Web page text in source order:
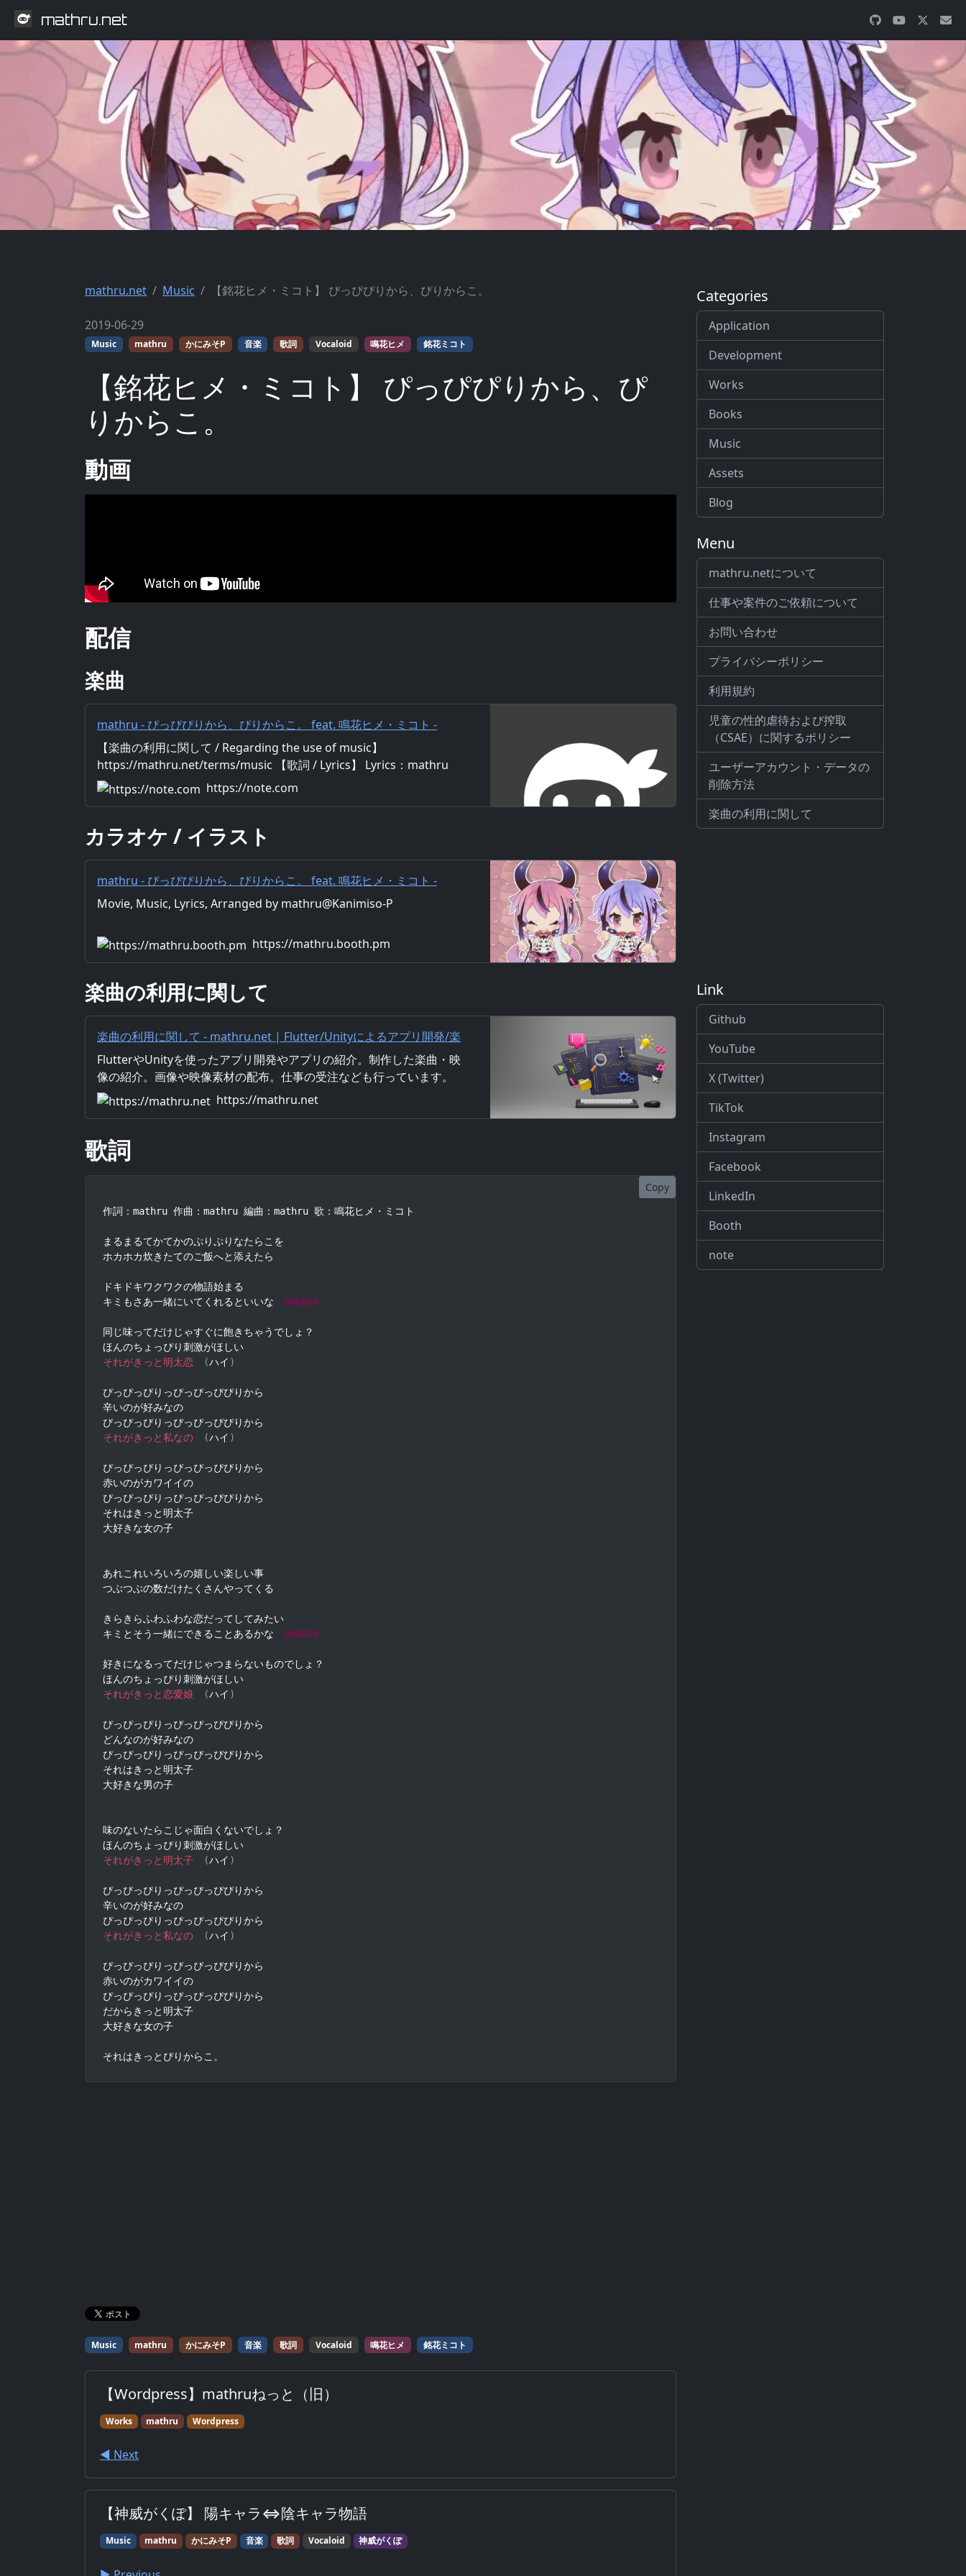
mathru.net
mathru.net Music 【銘花ヒメ・ミコト】 ぴっぴぴりから、ぴりからこ。
2019-06-29
Music mathru かにみそP 音楽 歌詞 Vocaloid 鳴花ヒメ 銘花ミコト
【銘花ヒメ・ミコト】 ぴっぴぴりから、ぴ
りからこ。
動画
配信
楽曲
mathru - ぴっぴぴりから、ぴりからこ。 feat. 鳴花ヒメ・ミコト -
PippiPirikara Pirikarako feat. Meika Hime/Mikoto｜mathru
【楽曲の利用に関して / Regarding the use of music】
https://mathru.net/terms/music 【歌詞 / Lyrics】 Lyrics：mathru
Music：mathru Arrange：mathru Sing：Meika Hime/Mikoto まる
まるてかてかのぷりぷりなたらこを ホカホカ炊きたてのご飯へと添え
いな DADADA 同じ味ってだけじゃすぐに飽きちゃうでしょ？ ほんの
ちょっぴり刺激がほしい それがきっと明太恋 (ハイ) ぴっぴっぴりっ
https://note.com
カラオケ / イラスト
mathru - ぴっぴぴりから、ぴりからこ。 feat. 鳴花ヒメ・ミコト -
PippiPirikara Pirikarako feat. Meika Hime/Mikoto - mathruねっと -
Movie, Music, Lyrics, Arranged by mathru@Kanimiso-P
https://mathru.booth.pm
楽曲の利用に関して
楽曲の利用に関して - mathru.net | Flutter/Unityによるアプリ開発/楽
曲・映像制作/素材配布
FlutterやUnityを使ったアプリ開発やアプリの紹介。制作した楽曲・映
像の紹介。画像や映像素材の配布。仕事の受注なども行っています。
https://mathru.net
歌詞
Copy
作詞：mathru 作曲：mathru 編曲：mathru 歌：鳴花ヒメ・ミコト
まるまるてかてかのぷりぷりなたらこを
ホカホカ炊きたてのご飯へと添えたら
ドキドキワクワクの物語始まる
キミもさあ一緒にいてくれるといいな DADADA
同じ味ってだけじゃすぐに飽きちゃうでしょ？
それがきっと明太恋
(ハイ )
ぴっぴっぴりっぴっぴっぴぴりから
辛いのが好みなの
それがきっと私なの
(ハイ )
ぴっぴっぴりっぴっぴっぴぴりから
赤いのがカワイイの
ぴっぴっぴりっぴっぴっぴぴりから
それはきっと明太子
大好きな女の子
あれこれいろいろの嬉しい楽しい事
つぶつぶの数だけたくさんやってくる
きらきらふわふわな恋だってしてみたい
キミとそう一緒にできることあるかな DADADA
好きになるってだけじゃつまらないものでしょ？
それがきっと恋愛娘
(ハイ )
ぴっぴっぴりっぴっぴっぴぴりから
どんなのが好みなの
ぴっぴっぴりっぴっぴっぴぴりから
それはきっと明太子
大好きな男の子
味のないたらこじゃ面白くないでしょ？
それがきっと明太子
(ハイ )
ぴっぴっぴりっぴっぴっぴぴりから
辛いのが好みなの
それがきっと私なの
(ハイ )
ぴっぴっぴりっぴっぴっぴぴりから
赤いのがカワイイの
ぴっぴっぴりっぴっぴっぴぴりから
だからきっと明太子
大好きな女の子
それはきっとぴりからこ。
Music mathru かにみそP 音楽 歌詞 Vocaloid 鳴花ヒメ 銘花ミコト
【Wordpress】mathruねっと（旧）
Works mathru Wordpress
◀︎ Next
【神威がくぽ】 陽キャラ⇔陰キャラ物語
Music mathru かにみそP 音楽 歌詞 Vocaloid 神威がくぽ
Categories
Application
Development
Works
Books
Music
Assets
Blog
Menu
mathru.netについて
仕事や案件のご依頼について
お問い合わせ
プライバシーポリシー
利用規約
児童の性的虐待および搾取
（CSAE）に関するポリシー
ユーザーアカウント・データの
削除方法
楽曲の利用に関して
Link
Github
YouTube
X (Twitter)
TikTok
Instagram
Facebook
LinkedIn
Booth
note